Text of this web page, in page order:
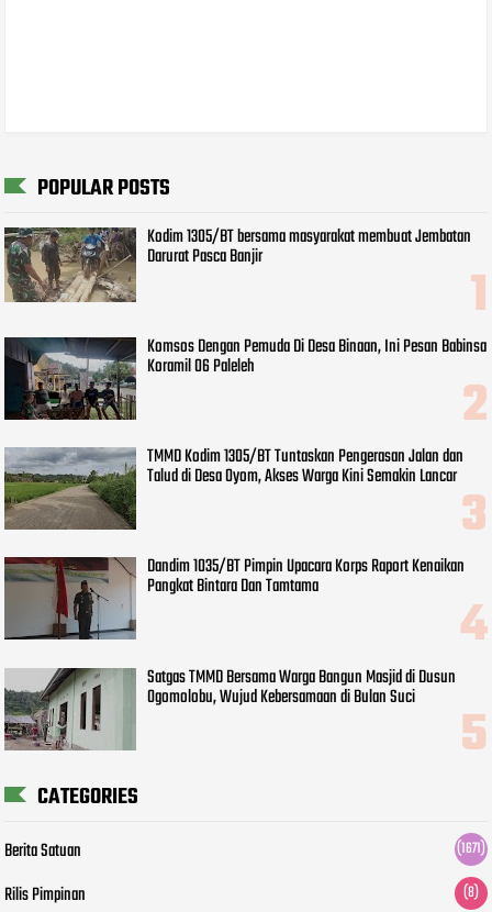
POPULAR POSTS
Kodim 1305/BT bersama masyarakat membuat Jembatan
Darurat Pasca Banjir
Komsos Dengan Pemuda Di Desa Binaan, Ini Pesan Babinsa
Koramil 06 Paleleh
TMMD Kodim 1305/BT Tuntaskan Pengerasan Jalan dan
Talud di Desa Oyom, Akses Warga Kini Semakin Lancar
Dandim 1035/BT Pimpin Upacara Korps Raport Kenaikan
Pangkat Bintara Dan Tamtama
Satgas TMMD Bersama Warga Bangun Masjid di Dusun
Ogomolobu, Wujud Kebersamaan di Bulan Suci
CATEGORIES
Berita Satuan (1671)
Rilis Pimpinan (8)